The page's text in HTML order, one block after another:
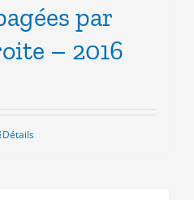
par
– 2016
Détails